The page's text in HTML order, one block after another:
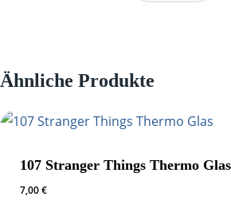
Ähnliche Produkte
107 Stranger Things Thermo Glas
7,00€